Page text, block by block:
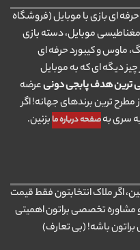
ای بازی با موبایل (فروشگاه
موبایل، دسته بازی
ماوس و کیبورد حرفه ای
دیگه ای که به موبایل
ترین هدف پابجی دونیعرضه
مطرح ترین برندهای جهانه! اگر
سری بهصفحه درباره ما بزنین.
فیک و درجه ۴ و ۵ هستین، اگر ملاک انتخابتون فقط قیمت
و مشاوره تخصصی براتون اهمیتی
براتون باشه! (بی تعارف)